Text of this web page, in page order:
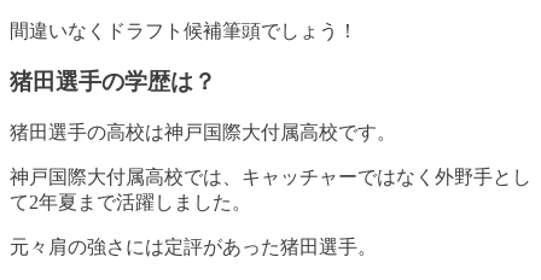
間違いなくドラフト候補筆頭でしょう！
猪田選手の学歴は？
猪田選手の高校は神戸国際大付属高校です。
神戸国際大付属高校では、キャッチャーではなく外野手とし
て2年夏まで活躍しました。
元々肩の強さには定評があった猪田選手。